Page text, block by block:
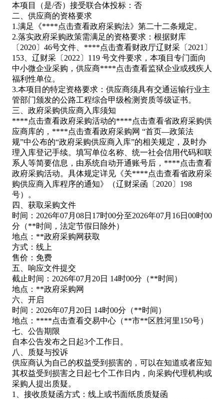
本项目（是/否）接受联合体投标：否
二、供应商的资格要求
1.满足《****点击查看政府采购法》第二十二条规定。
2.落实政府采购政策需满足的资格要求：根据财库
〔2020〕46号文件、****点击查看财政厅辽财采〔2021〕
153、辽财采〔2022〕119 号文件要求，本项目专门面向
中小微企业采购，供应商****点击查看监狱企业或残疾人
福利性单位。
3.本项目的特定资格要求：供应商须具有交通运输行业主
管部门颁发的公路工程综合甲级检测资质等级证书。
三、政府采购供应商入库须知
****点击查看政府采购活动的****点击查看省政府采购供
应商库的，****点击查看政府采购网 “首页—政策法
规”中公布的“政府采购供应商入库”的相关规定，及时办
理入库登记手续。填写单位名称、统一社会信用代码和联
系人等简要信息，由系统自动开通账号后，****点击查看
政府采购活动。具体规定详见《关****点击查看省政府采
购供应商入库程序的通知》（辽财采函〔2020〕198
号）。
四、获取采购文件
时间：2026年07月08日17时00分至2026年07月16日00时00
分（**时间，法定节假日除外）
地点：**政府采购网获取
方式：线上
售价：免费
五、响应文件提交
截止时间：2026年07月20日 14时00分（**时间）
地点：**政府采购网
六、开启
时间：2026年07月20日 14时00分（**时间）
地点：****点击查看交易中心（**市**区胜河里150号）
七、公告期限
自本公告发布之日起3个工作日。
八、质疑与投诉
供应商认为自己的权益受到损害的，可以在知道或者应知
其权益受到损害之日起七个工作日内，向采购代理机构或
采购人提出质疑。
1、接收质疑函方式：线上或书面纸质质疑函